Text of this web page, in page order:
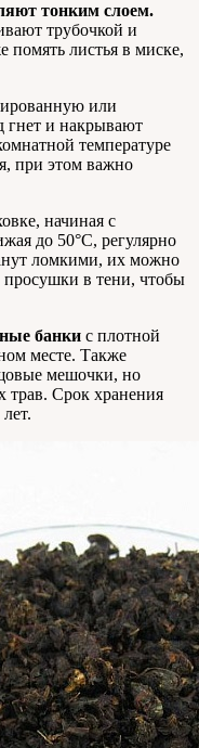
тонким слоем.
трубочкой и
листья в миске,
или
гнет и накрывают
температуре
при этом важно
начиная с
до 50°C, регулярно
ломкими, их можно
просушки в тени, чтобы
банки с плотной
месте. Также
мешочки, но
трав. Срок хранения